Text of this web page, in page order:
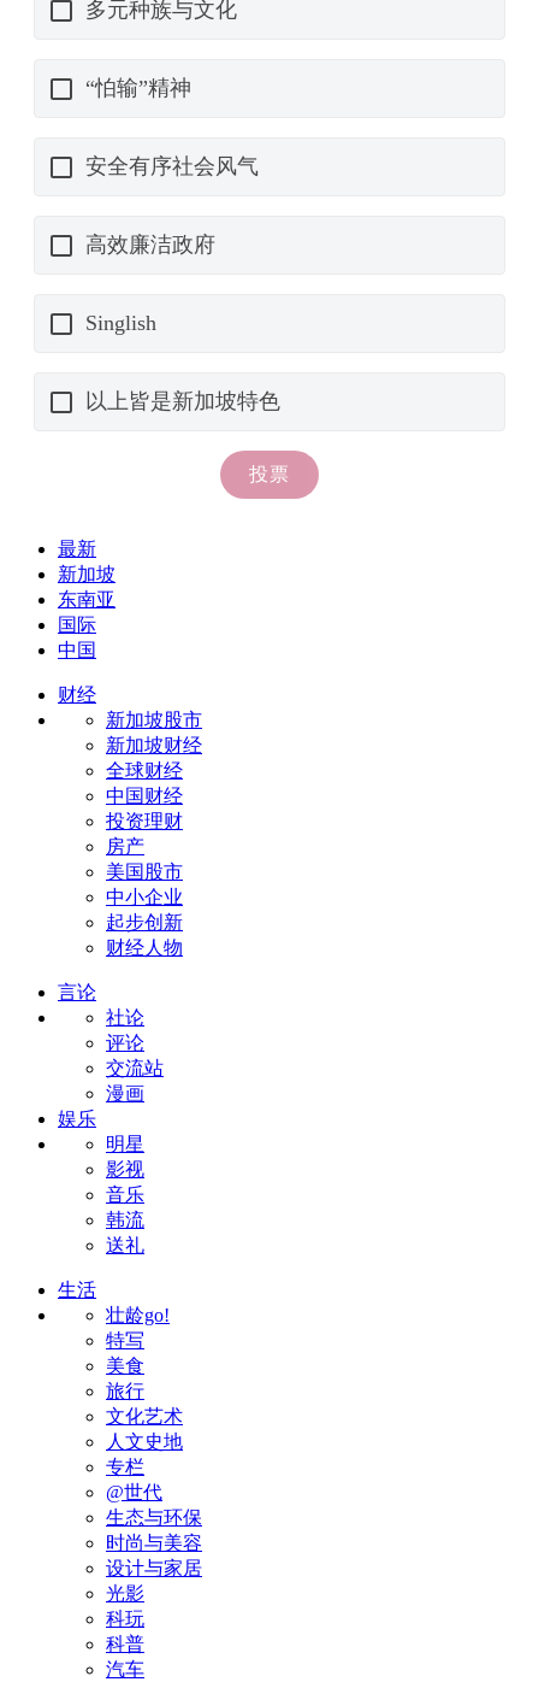
最新
新加坡
东南亚
国际
中国
财经
新加坡股市
新加坡财经
全球财经
中国财经
投资理财
房产
美国股市
中小企业
起步创新
财经人物
言论
社论
评论
交流站
漫画
娱乐
明星
影视
音乐
韩流
送礼
生活
壮龄go!
特写
美食
旅行
文化艺术
人文史地
专栏
@世代
生态与环保
时尚与美容
设计与家居
光影
科玩
科普
汽车